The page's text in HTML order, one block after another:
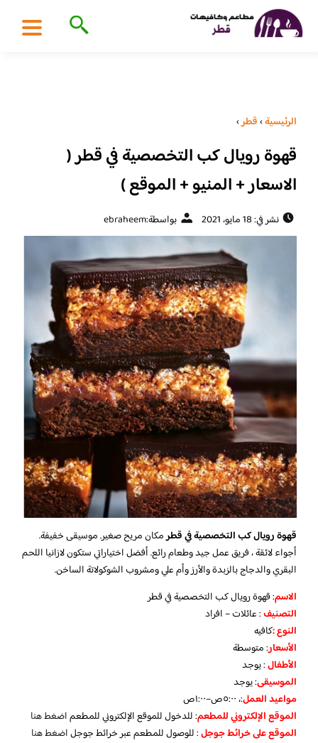
الرئيسية›قطر›
قهوة رويال كب التخصصية في قطر (
الاسعار + المنيو + الموقع )
نشر في: 18 مايو، 2021 بواسطة:ebraheem
قهوة رويال كب التخصصية في قطرمكان مريح صغير. موسيقى خفيفة.
أجواء لائقة ، فريق عمل جيد وطعام رائع. أفضل اختياراتي ستكون لازانيا اللحم
البقري والدجاج بالزبدة والأرز وأم علي ومشروب الشوكولاتة الساخن.
الاسم: قهوة رويال كب التخصصية في قطر
التصنيف: عائلات – افراد
النوع :كافيه
الأسعار:متوسطة
الأطفال:يوجد
الموسيقى:يوجد
مواعيد العمل:، ٥:٠٠ص–١:٠٠ص
الموقع الإلكتروني للمطعم: للدخول للموقع الإلكتروني للمطعماضغط هنا
الموقع على خرائط جوجل: للوصول للمطعم عبر خرائط جوجلاضغط هنا